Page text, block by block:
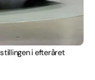
i efteråret